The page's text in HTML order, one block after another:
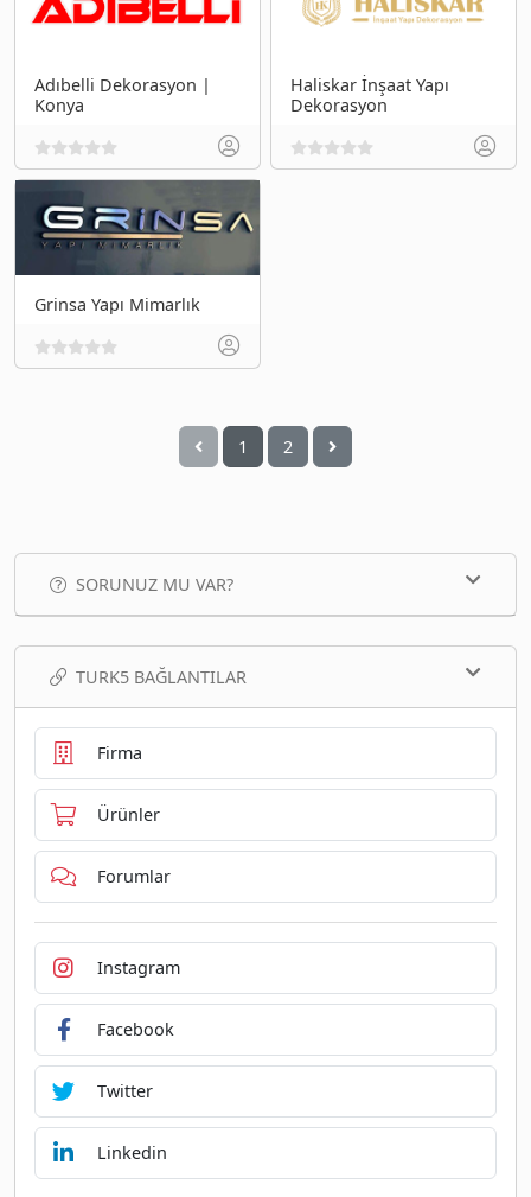
Adıbelli Dekorasyon |
Konya
Haliskar İnşaat Yapı
Dekorasyon
Grinsa Yapı Mimarlık
1 2
SORUNUZ MU VAR?
TURK5 BAĞLANTILAR
Firma
Ürünler
Forumlar
Instagram
Facebook
Twitter
Linkedin